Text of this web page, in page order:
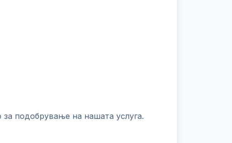
подобрување на нашата услуга.